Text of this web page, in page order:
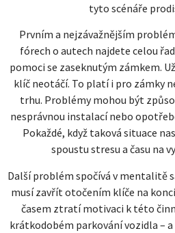
tyto scénáře
Prvním a nejzávažnějším
fórech o autech najdete celou
pomoci se zaseknutým zámkem.
klíč neotáčí. To platí i pro zámky
trhu. Problémy mohou být
nesprávnou instalací nebo
Pokaždé, když taková situace
spoustu stresu a času na
Další problém spočívá v mentalitě
musí zavřít otočením klíče na
časem ztratí motivaci k této
krátkodobém parkování vozidla –